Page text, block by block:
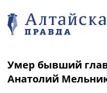
Умер бывший
Анатолий